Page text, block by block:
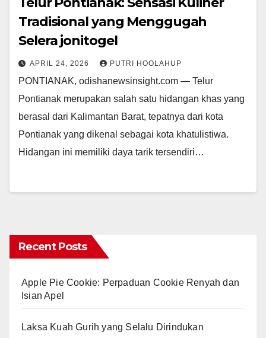
Tradisional yang Menggugah
Selera jonitogel
APRIL 24, 2026 PUTRI HOOLAHUP
PONTIANAK, odishanewsinsight.com — Telur
Pontianak merupakan salah satu hidangan khas yang
berasal dari Kalimantan Barat, tepatnya dari kota
Pontianak yang dikenal sebagai kota khatulistiwa.
Hidangan ini memiliki daya tarik tersendiri…
Recent Posts
Apple Pie Cookie: Perpaduan Cookie Renyah dan
Isian Apel
Laksa Kuah Gurih yang Selalu Dirindukan